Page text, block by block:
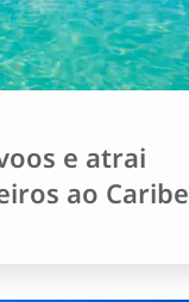
e atrai
ao Caribe